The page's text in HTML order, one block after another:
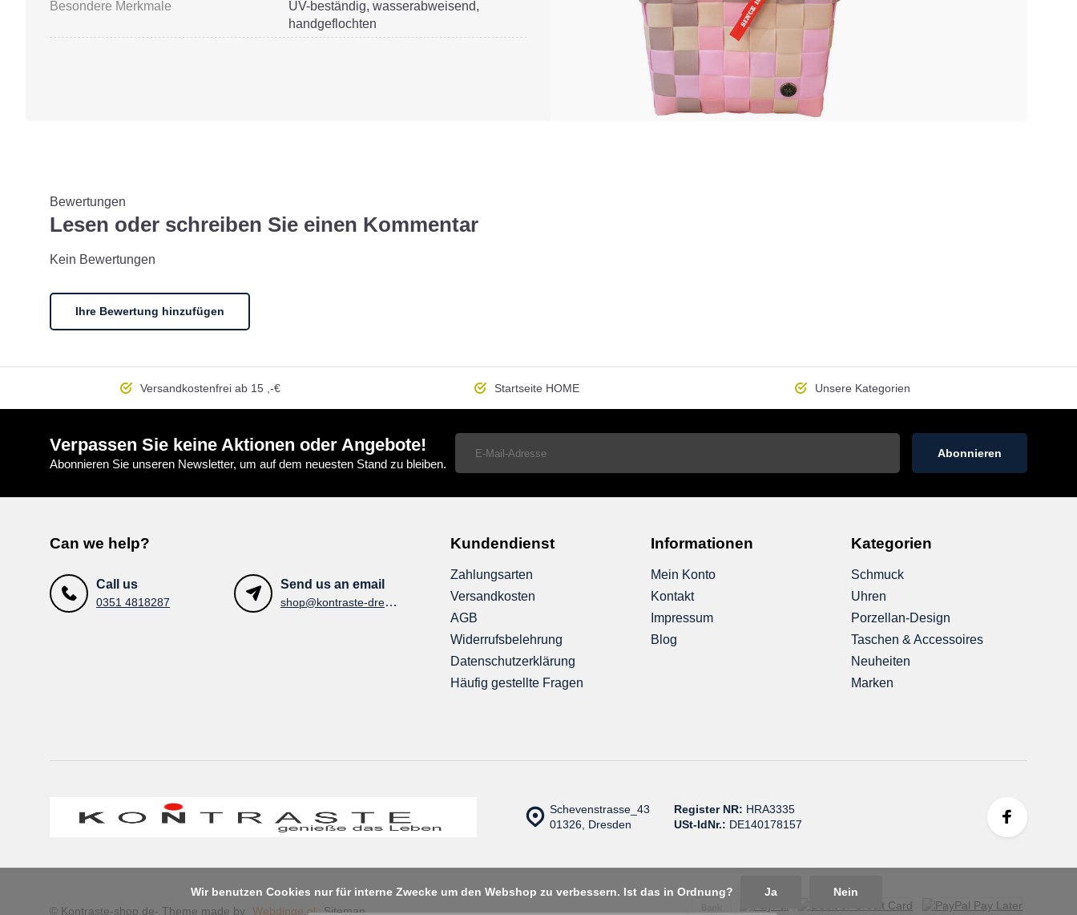
Besondere Merkmale
UV-beständig, wasserabweisend,
handgeflochten
Bewertungen
Lesen oder schreiben Sie einen Kommentar
Kein Bewertungen
Ihre Bewertung hinzufügen
Versandkostenfreiab 15 ,-€ Startseite HOME Unsere Kategorien
Verpassen Sie keine Aktionen oder Angebote!
Abonnieren Sie unseren Newsletter, um auf dem neuesten Stand zu bleiben.
Abonnieren
Can we help?
Call us
0351 4818287
Send us an email
shop@kontraste-dresden.de
Kundendienst
Zahlungsarten
Versandkosten
AGB
Widerrufsbelehrung
Datenschutzerklärung
Häufig gestellte Fragen
Informationen
Mein Konto
Kontakt
Impressum
Blog
Kategorien
Schmuck
Uhren
Porzellan-Design
Taschen & Accessoires
Neuheiten
Marken
Schevenstrasse_43
01326, Dresden
Register NR: HRA3335
USt-IdNr.: DE140178157
© Kontraste-shop.de- Theme made by Webdinge.nl Sitemap
Wir benutzen Cookies nur für interne Zwecke um den Webshop zu verbessern. Ist das in Ordnung? Ja Nein